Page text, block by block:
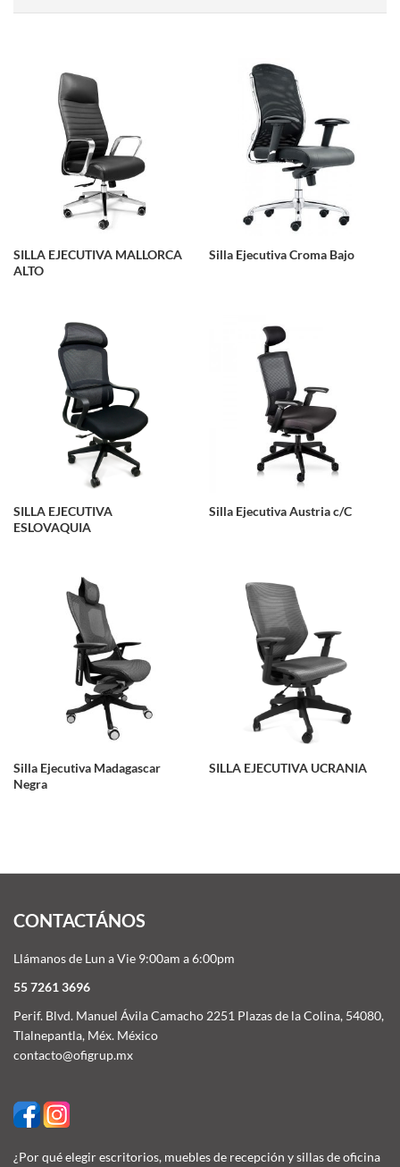
SILLA EJECUTIVA MALLORCA
ALTO
Silla Ejecutiva Croma Bajo
SILLA EJECUTIVA
ESLOVAQUIA
Silla Ejecutiva Austria c/C
Silla Ejecutiva Madagascar
Negra
SILLA EJECUTIVA UCRANIA
CONTACTÁNOS
Llámanos de Lun a Vie 9:00am a 6:00pm
55 7261 3696
Perif. Blvd. Manuel Ávila Camacho 2251 Plazas de la Colina, 54080,
Tlalnepantla, Méx. México
contacto@ofigrup.mx
¿Por qué elegir escritorios, muebles de recepción y sillas de oficina